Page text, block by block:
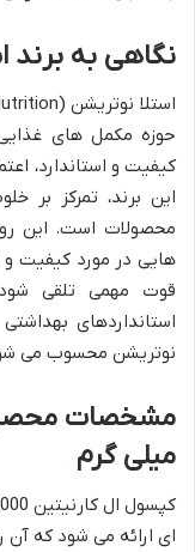
نگاهی به برند
حوزه مکمل های
کیفیت و استاندارد،
این برند، تمرکز بر
محصولات است. این
هایی در مورد کیفیت و
قوت مهمی تلقی
استانداردهای
نوتریشن محسوب می
میلی گرم
ای ارائه می شود که آن